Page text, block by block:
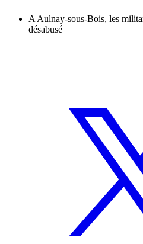
A Aulnay-sous-Bois, les
désabusé